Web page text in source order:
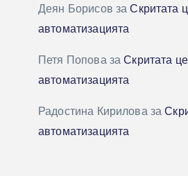
Деян Борисов заСкритата
автоматизацията
Петя ПоповазаСкритата
автоматизацията
Радостина Кириловаза
автоматизацията